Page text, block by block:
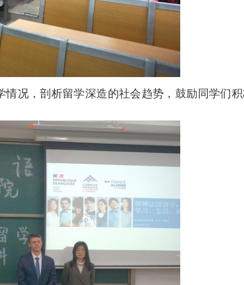
况，剖析留学深造的社会趋势，鼓励同学们